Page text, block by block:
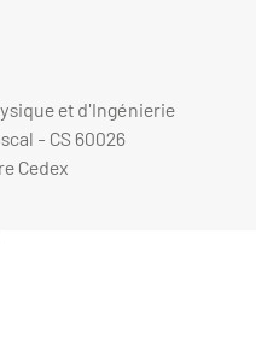
et d'Ingénierie
- CS 60026
Cedex